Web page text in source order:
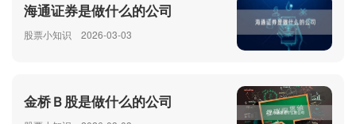
海通证券是做什么的公司
股票小知识 2026-03-03
金桥Ｂ股是做什么的公司